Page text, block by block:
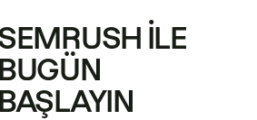
ILE
BUGÜN
BAŞLAYIN